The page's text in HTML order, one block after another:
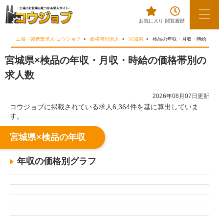
お気に入り 閲覧履歴
工場・製造業求人 コウジョブ 価格帯別求人 宮城県 検品の年収・月収・時給
宮城県×検品の年収・月収・時給の価格帯別の
求人数
2026年08月07日更新
コウジョブに掲載されている求人6,364件を基に算出していま
す。
宮城県×検品の年収
年収の価格別グラフ